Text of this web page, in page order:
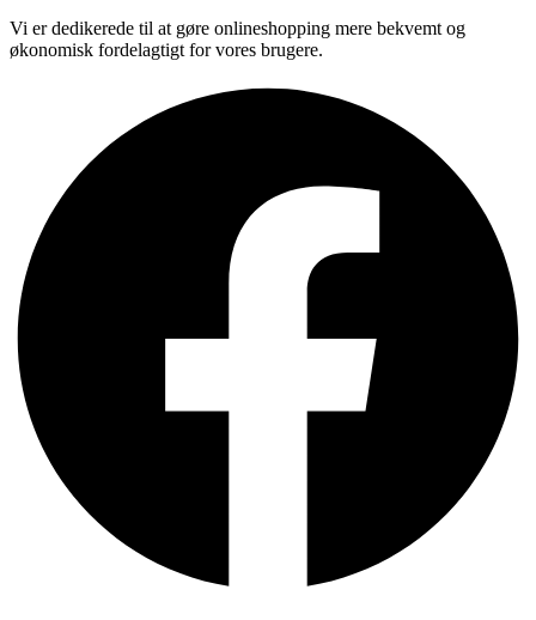
Vi er dedikerede til at gøre onlineshopping mere bekvemt og
økonomisk fordelagtigt for vores brugere.